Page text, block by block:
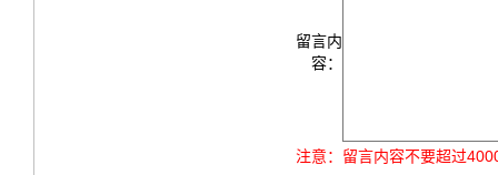
留言内
容：
注意： 留言内容不要超过